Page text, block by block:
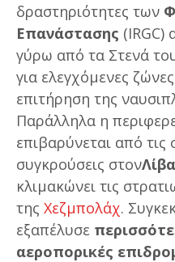
δραστηριότητες των
Επανάστασης (IRGC)
γύρω από τα Στενά
για ελεγχόμενες
επιτήρηση της
Παράλληλα η
επιβαρύνεται από τις
συγκρούσεις στον
κλιμακώνει τις
της Χεζμπολάχ.
εξαπέλυσε
αεροπορικές